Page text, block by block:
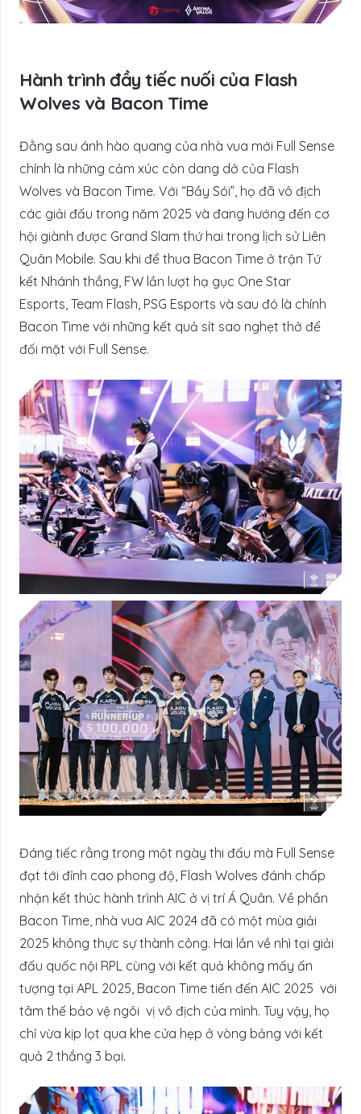
Hành trình đầy tiếc nuối của Flash
Wolves và Bacon Time
Đằng sau ánh hào quang của nhà vua mới Full Sense
chính là những cảm xúc còn dang dở của Flash
Wolves và Bacon Time. Với “Bầy Sói”, họ đã vô địch
các giải đấu trong năm 2025 và đang hướng đến cơ
hội giành được Grand Slam thứ hai trong lịch sử Liên
Quân Mobile. Sau khi để thua Bacon Time ở trận Tứ
kết Nhánh thắng, FW lần lượt hạ gục One Star
Esports, Team Flash, PSG Esports và sau đó là chính
Bacon Time với những kết quả sít sao nghẹt thở để
đối mặt với Full Sense.
Đáng tiếc rằng trong một ngày thi đấu mà Full Sense
đạt tới đỉnh cao phong độ, Flash Wolves đánh chấp
nhận kết thúc hành trình AIC ở vị trí Á Quân. Về phần
Bacon Time, nhà vua AIC 2024 đã có một mùa giải
2025 không thực sự thành công. Hai lần về nhì tại giải
đấu quốc nội RPL cùng với kết quả không mấy ấn
tượng tại APL 2025, Bacon Time tiến đến AIC 2025 với
tâm thế bảo vệ ngôi vị vô địch của mình. Tuy vậy, họ
chỉ vừa kịp lọt qua khe cửa hẹp ở vòng bảng với kết
quả 2 thắng 3 bại.